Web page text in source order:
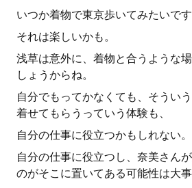
いつか着物で東京歩いてみたいです
それは楽しいかも。
浅草は意外に、着物と合うような
しょうからね。
自分でもってかなくても、そうい
着せてもらうっていう体験も、
自分の仕事に役立つかもしれない。
自分の仕事に役立つし、奈美さん
のがそこに置いてある可能性は大